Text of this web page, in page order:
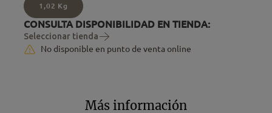
1,02 Kg
CONSULTA DISPONIBILIDAD EN TIENDA:
Seleccionar tienda
No disponible en punto de venta online
Más información